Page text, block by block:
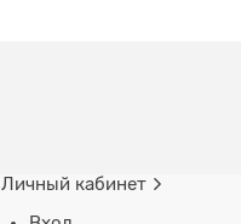
Личный кабинет